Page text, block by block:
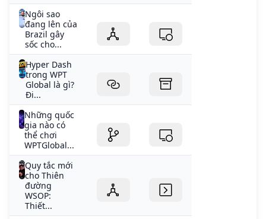
Ngôi sao
đang lên của
Brazil gây
sốc cho...
Hyper Dash
trong WPT
Global là gì?
Đi...
Những quốc
gia nào có
thể chơi
WPTGlobal...
Quy tắc mới
cho Thiên
đường
WSOP:
Thiết...